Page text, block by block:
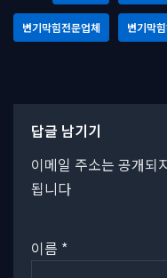
변기막힘전문업체 변기막
답글 남기기
이메일 주소는 공개되
됩니다
이름 *